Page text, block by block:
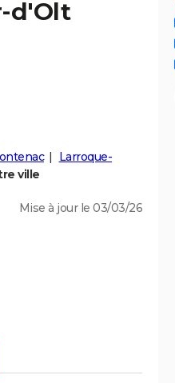
d'Olt
Larroque-
ville
Mise à jour le 03/03/26